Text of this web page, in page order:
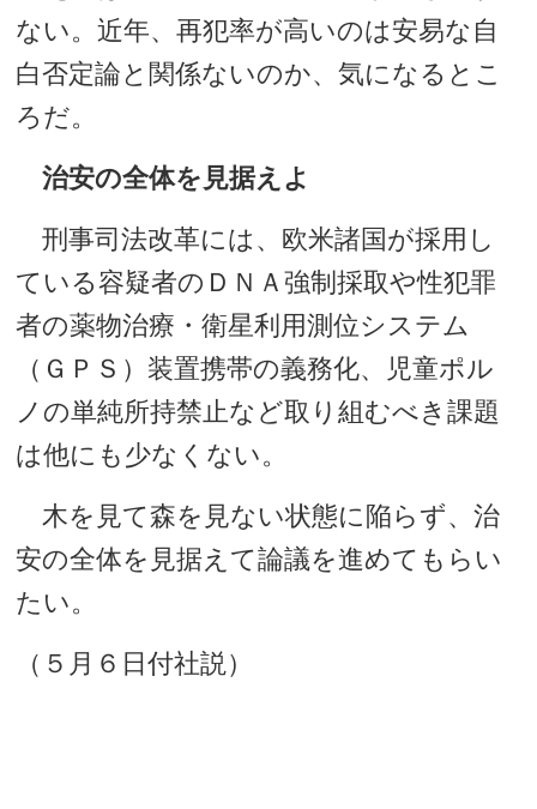
ない。近年、再犯率が高いのは安易な自
白否定論と関係ないのか、気になるとこ
ろだ。
治安の全体を見据えよ
刑事司法改革には、欧米諸国が採用し
ている容疑者のＤＮＡ強制採取や性犯罪
者の薬物治療・衛星利用測位システム
（ＧＰＳ）装置携帯の義務化、児童ポル
ノの単純所持禁止など取り組むべき課題
は他にも少なくない。
木を見て森を見ない状態に陥らず、治
安の全体を見据えて論議を進めてもらい
たい。
（５月６日付社説）